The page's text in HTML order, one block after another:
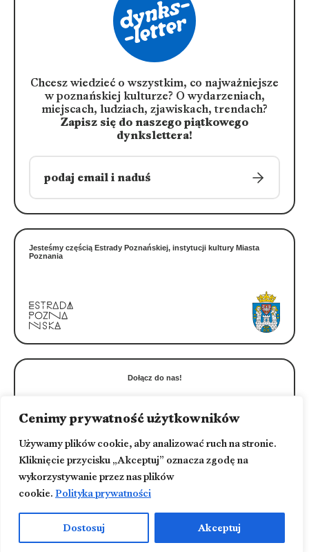
Cenimy prywatność użytkowników
Używamy plików cookie, aby analizować ruch na stronie.
Kliknięcie przycisku „Akceptuj” oznacza zgodę na
wykorzystywanie przez nas plików
cookie. Polityka prywatności
Dostosuj Akceptuj
Chcesz wiedzieć o wszystkim, co najważniejsze
w poznańskiej kulturze? O wydarzeniach,
miejscach, ludziach, zjawiskach, trendach?
Zapisz się do naszego piątkowego
dynkslettera!
Jesteśmy częścią Estrady Poznańskiej, instytucji kultury Miasta
Poznania
Dołącz do nas!
Wydawca
ul. Masztalarska 8
61-767 Poznań